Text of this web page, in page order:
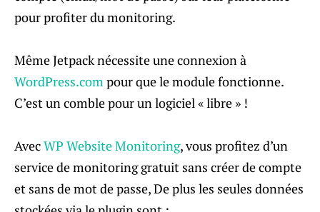
pour profiter du monitoring.
Même Jetpack nécessite une connexion à
WordPress.com pour que le module fonctionne.
C’est un comble pour un logiciel « libre » !
AvecWP Website Monitoring, vous profitez d’un
service de monitoring gratuit sans créer de compte
et sans de mot de passe, De plus les seules données